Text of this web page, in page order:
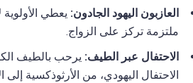
العازبون اليهود الجادون: يعطي الأولوية
ملتزمة تركز على الزواج.
الاحتفال عبر الطيف: يرحب بالطيف
الاحتفال اليهودي، من الأرثوذكسية إلى